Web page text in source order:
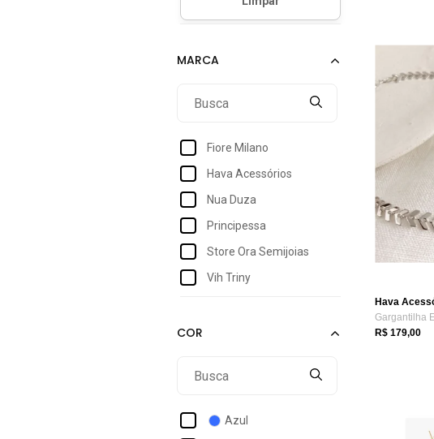
Fiore Milano
Hava Acessórios
Nua Duza
Principessa
Store Ora Semijoias
Vih Triny
Azul
Hava
Gargantilha
R$ 179,00